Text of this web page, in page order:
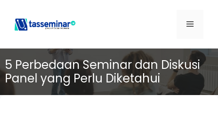
5 Perbedaan Seminar dan Diskusi
Panel yang Perlu Diketahui